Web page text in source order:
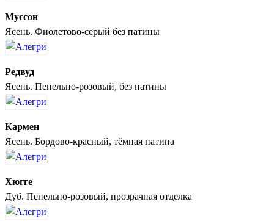
Муссон
Ясень. Фиолетово-серый без патины
Редвуд
Ясень. Пепельно-розовый, без патины
Кармен
Ясень. Бордово-красный, тёмная патина
Хюгге
Дуб. Пепельно-розовый, прозрачная отделка